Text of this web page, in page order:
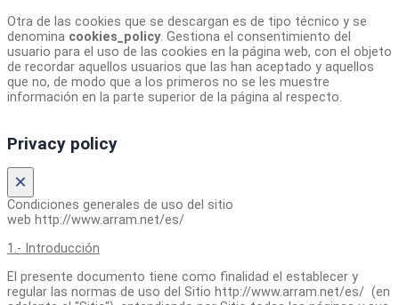
Otra de las cookies que se descargan es de tipo técnico y se
denomina cookies_policy. Gestiona el consentimiento del
usuario para el uso de las cookies en la página web, con el objeto
de recordar aquellos usuarios que las han aceptado y aquellos
que no, de modo que a los primeros no se les muestre
información en la parte superior de la página al respecto.
Privacy policy
×
Condiciones generales de uso del sitio
web http://www.arram.net/es/
1.- Introducción
El presente documento tiene como finalidad el establecer y
regular las normas de uso del Sitio http://www.arram.net/es/ (en